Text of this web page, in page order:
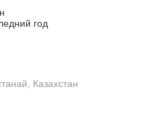
год
Казахстан